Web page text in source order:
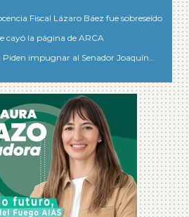
Fiscal Lázaro Báez fue sobreseído
cayó la página de ARCA
Piden impugnar al Senador Joaquín…